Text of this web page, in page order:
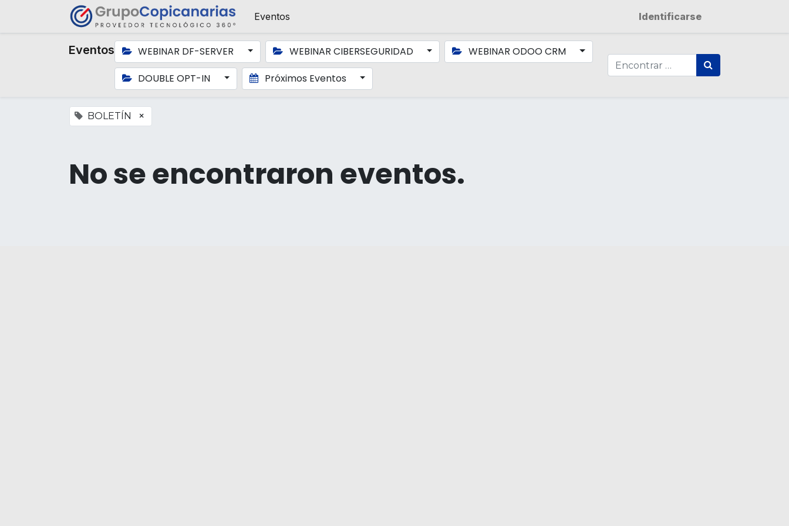
Eventos Identificarse
Eventos WEBINAR DF-SERVER WEBINAR CIBERSEGURIDAD
WEBINAR ODOO CRM
DOUBLE OPT-IN
Próximos Eventos
BOLETÍN ×
No se encontraron eventos.